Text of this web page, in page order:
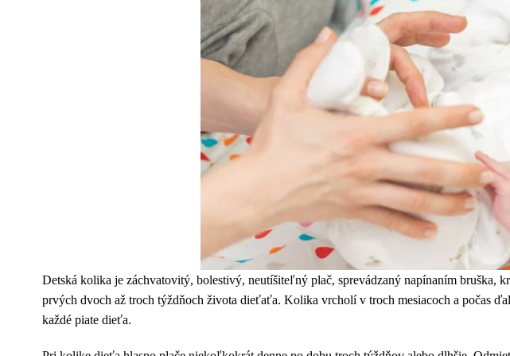
Detská kolika je záchvatovitý, bolestivý, neutíšiteľný plač, sprevádzaný napínaním bruška,
prvých dvoch až troch týždňoch života dieťaťa. Kolika vrcholí v troch mesiacoch a počas
každé piate dieťa.